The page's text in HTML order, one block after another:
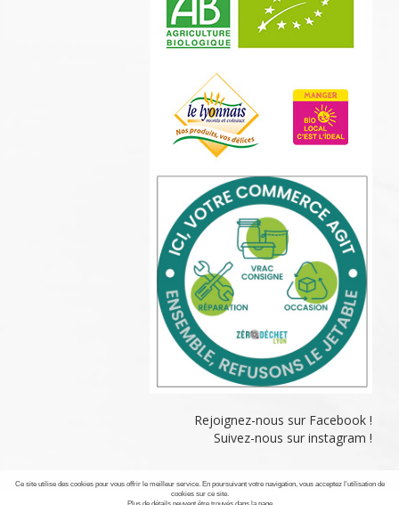
Rejoignez-nous sur Facebook !
Suivez-nous sur instagram !
Ce site utilise des cookies pour vous offrir le meilleur service. En poursuivant votre navigation, vous acceptez l’utilisation de
cookies sur ce site.